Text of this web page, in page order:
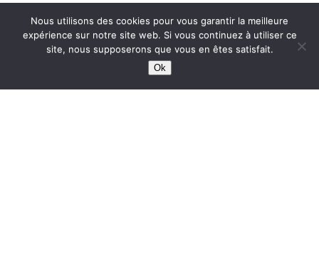
Nous utilisons des cookies pour vous garantir la meilleure
expérience sur notre site web. Si vous continuez à utiliser ce
site, nous supposerons que vous en êtes satisfait.
Ok